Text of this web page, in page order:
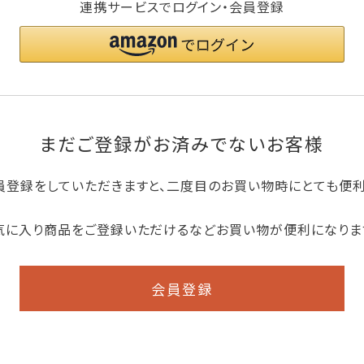
連携サービスでログイン・会員登録
まだご登録がお済みでないお客様
登録をしていただきますと、二度目のお買い物時にとても便
に入り商品をご登録いただけるなどお買い物が便利になりま
会員登録